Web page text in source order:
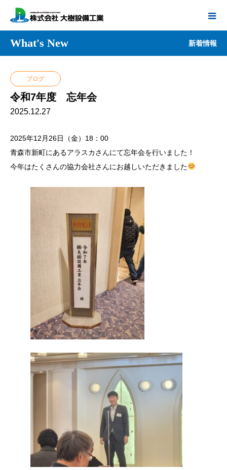
What's New 新着情報
ブログ
令和7年度 忘年会
2025.12.27
2025年12月26日（金）18：00
青森市新町にあるアラスカさんにて忘年会を行いました！
今年はたくさんの協力会社さんにお越しいただきました